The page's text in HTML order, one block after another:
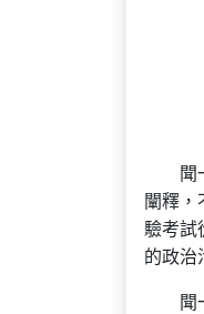
聞
闡釋，
驗考試
的政治
聞